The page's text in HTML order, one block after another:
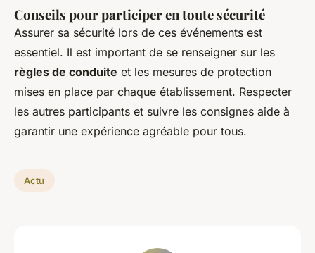
Conseils pour participer en toute sécurité
Assurer sa sécurité lors de ces événements est
essentiel. Il est important de se renseigner sur les
règles de conduite et les mesures de protection
mises en place par chaque établissement. Respecter
les autres participants et suivre les consignes aide à
garantir une expérience agréable pour tous.
Actu